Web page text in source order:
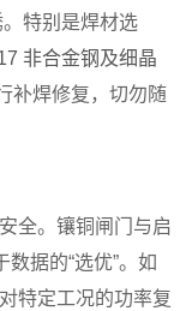
特别是焊材选
非合金钢及细晶
补焊修复，切勿随
全。镶铜闸门与启
据的“选优”。如
特定工况的功率复